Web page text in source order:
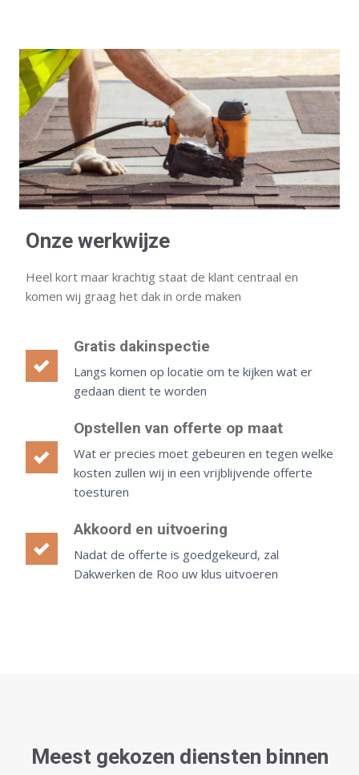
Onze werkwijze
Heel kort maar krachtig staat de klant centraal en
komen wij graag het dak in orde maken
Gratis dakinspectie
Langs komen op locatie om te kijken wat er
gedaan dient te worden
Opstellen van offerte op maat
Wat er precies moet gebeuren en tegen welke
kosten zullen wij in een vrijblijvende offerte
toesturen
Akkoord en uitvoering
Nadat de offerte is goedgekeurd, zal
Dakwerken de Roo uw klus uitvoeren
Meest gekozen diensten binnen